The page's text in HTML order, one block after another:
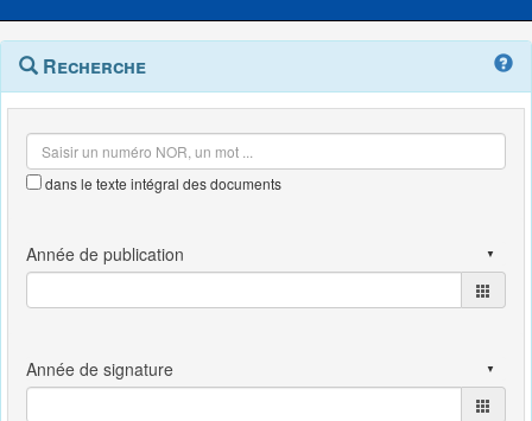
Navigation
outils
Menu
contextuel
Recherche
dans le texte intégral des documents